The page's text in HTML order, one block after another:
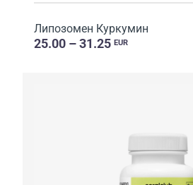
Липозомен Куркумин
25.00 – 31.25 EUR